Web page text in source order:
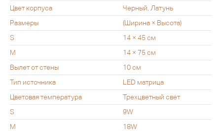
Цвет корпуса
Черный, Латунь
Размеры
(Ширина × Высота)
S
14 × 45 см
M
14 × 75 см
Вылет от стены
10 см
Тип источника
LED матрица
Цветовая температура
Трехцветный свет
S
9W
M
18W